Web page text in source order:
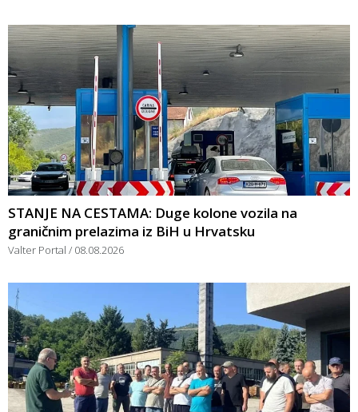
STANJE NA CESTAMA: Duge kolone vozila na
graničnim prelazima iz BiH u Hrvatsku
Valter Portal 08.08.2026